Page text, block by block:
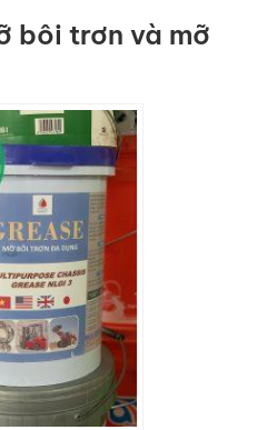
bôi trơn và mỡ